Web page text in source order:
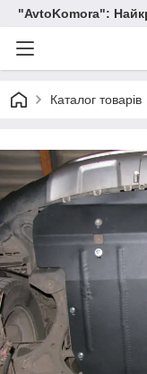
"AvtoKomora":
Каталог товарів